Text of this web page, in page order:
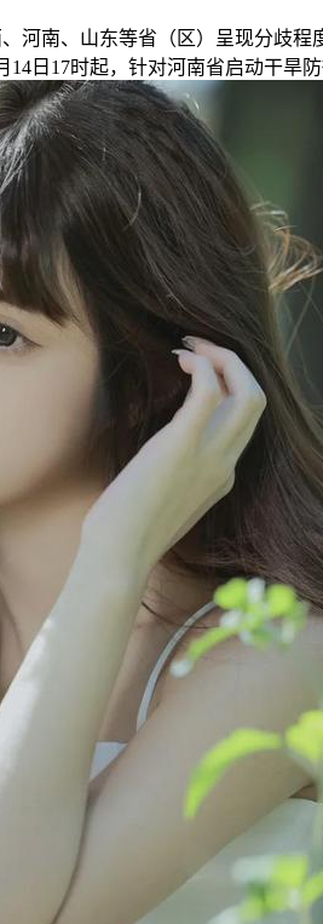
南、山东等省（区）呈现分歧程
日17时起，针对河南省启动干旱